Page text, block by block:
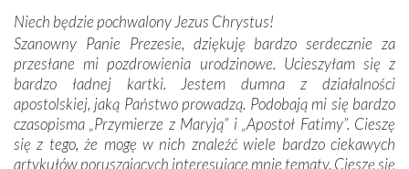
mieliśmy okazję przekonać się, że Maryja swoją opieką
otacza nie tylko nasz naród, lecz wszystkie nacje, które
się Jej ufnie oddają, a także każdą osobę, która zawierza
Jej siebie oraz swych bliskich.
Dzieje Portugalii to również historia wierności Bogu i
odstępstw, także w życiu władców. Trudne momenty w
wymiarze tak osobistym, jak i zbiorowym, przypominają o
Niech będzie pochwalony Jezus Chrystus!
Szanowny Panie Prezesie, dziękuję bardzo serdecznie za
przesłane mi pozdrowienia urodzinowe. Ucieszyłam się z
bardzo ładnej kartki. Jestem dumna z działalności
apostolskiej, jaką Państwo prowadzą. Podobają mi się bardzo
czasopisma „Przymierze z Maryją” i „Apostoł Fatimy”. Cieszę
się z tego, że mogę w nich znaleźć wiele bardzo ciekawych
artykułów poruszających interesujące mnie tematy. Cieszę się